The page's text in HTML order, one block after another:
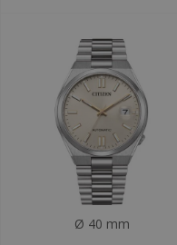
Ø 40 mm